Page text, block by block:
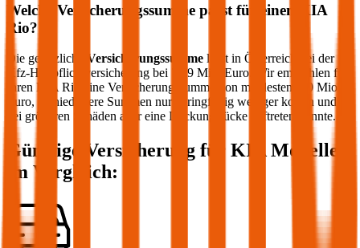
Welche Versicherungssumme passt für einen
KIA
Rio?
Die gesetzliche Versicherungssumme liegt in Österreich bei der
Kfz-Haftpflichtversicherung bei 7,79 Mio. Euro. Wir empfehlen für
Ihren KIA Rio
eine Versicherungssumme von mindestens 20 Mio.
Euro, da niedrigere Summen nur geringfügig weniger kosten und
bei größeren Schäden aber eine Deckungslücke auftreten könnte.
Günstige Versicherung für KIAModelle
im Vergleich: